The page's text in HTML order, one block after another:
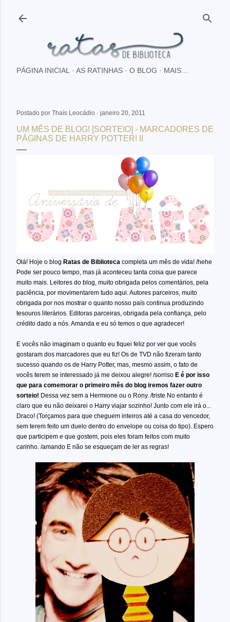
PÁGINA INICIAL AS RATINHAS O BLOG MAIS…
Postado por Thaís Leocádio janeiro 20, 2011
UM MÊS DE BLOG! [SORTEIO] - MARCADORES DE
PÁGINAS DE HARRY POTTER! II
Olá! Hoje o blog Ratas de Biblioteca completa um mês de vida! /hehe
Pode ser pouco tempo, mas já aconteceu tanta coisa que parece
muito mais. Leitores do blog, muito obrigada pelos comentários, pela
paciência, por movimentarem tudo aqui. Autores parceiros, muito
obrigada por nos mostrar o quanto nosso país continua produzindo
tesouros literários. Editoras parceiras, obrigada pela confiança, pelo
crédito dado a nós. Amanda e eu só temos o que agradecer!
E vocês não imaginam o quanto eu fiquei feliz por ver que vocês
gostaram dos marcadores que eu fiz! Os de TVD não fizeram tanto
sucesso quando os de Harry Potter, mas, mesmo assim, o fato de
vocês terem se interessado já me deixou alegre! /sorriso E é por isso
que para comemorar o primeiro mês do blog iremos fazer outro
sorteio! Dessa vez sem a Hermione ou o Rony. /triste No entanto é
claro que eu não deixarei o Harry viajar sozinho! Junto com ele irá o...
Draco! (Torçamos para que cheguem inteiros até a casa do vencedor,
sem terem feito um duelo dentro do envelope ou coisa do tipo). Espero
que participem e que gostem, pois eles foram feitos com muito
carinho. /amando E não se esqueçam de ler as regras!